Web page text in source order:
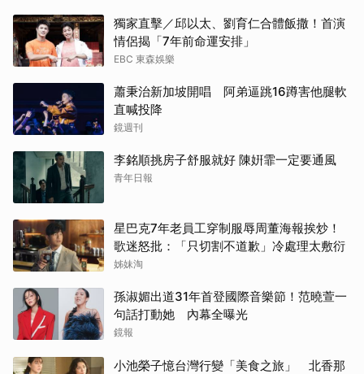
獨家直擊／邱以太、劉育仁合體飯撒！首演
情侶揭「7年前命運安排」
EBC 東森娛樂
蕭秉治新加坡開唱 阿弟逼跳16蹲害他腿軟
直喊投降
鏡週刊
李銘順挑房子舒服就好 陳姸霏一定要通風
青年日報
星巴克7年老員工穿制服辱周董海報挨炒！
歌迷怒批：「只切割不道歉」冷處理太敷衍
姊妹淘
孫淑媚出道31年首登國際音樂節！范曉萱一
句話打動她 內幕全曝光
鏡報
小池榮子憶台灣行變「美食之旅」 北香那